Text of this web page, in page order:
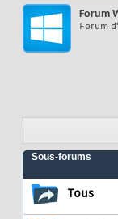
Forum
Forum
Sous-forums
Tous